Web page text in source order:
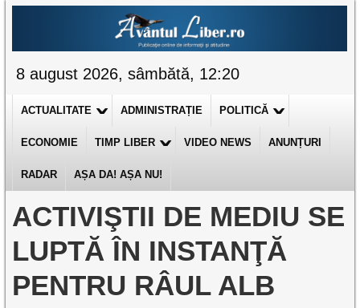
8 august 2026, sâmbătă, 12:20
ACTUALITATE ADMINISTRAȚIE POLITICĂ
ECONOMIE TIMP LIBER VIDEO NEWS ANUNȚURI
RADAR AȘA DA! AȘA NU!
ACTIVIŞTII DE MEDIU SE
LUPTĂ ÎN INSTANŢĂ
PENTRU RÂUL ALB